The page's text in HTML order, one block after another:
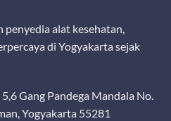
alat kesehatan,
di Yogyakarta sejak
Gang Pandega Mandala No.
Yogyakarta 55281